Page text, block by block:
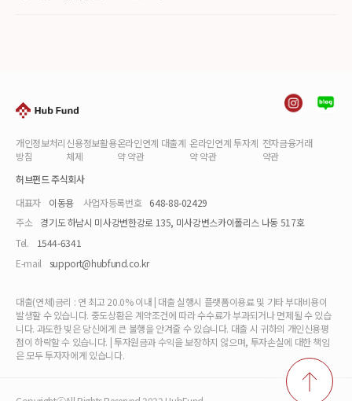
개인정보처리
방침
신용정보활용
체제
온라인연계 대출계
약 약관
온라인연계 투자계
약 약관
전자금융거래
약관
허브펀드 주식회사
대표자
이동용 사업자등록번호
648-88-02429
주소
경기도 하남시 미사강변한강로 135, 미사강변스카이폴리스 나동 517호
Tel.
1544-6341
E-mail
support@hubfund.co.kr
대출(연체)금리 : 연 최고 20.0% 이내 | 대출 실행시 플랫폼이용료 및 기타 부대비용이
발생할 수 있습니다. 중도상환은 계약조건에 따라 수수료가 부과되거나 면제될 수 있습
니다. 과도한 빚은 당신에게 큰 불행을 안겨줄 수 있습니다. 대출 시 귀하의 개인신용평
점이 하락할 수 있습니다. | 투자원금과 수익을 보장하지 않으며, 투자손실에 대한 책임
은 모두 투자자에게 있습니다.